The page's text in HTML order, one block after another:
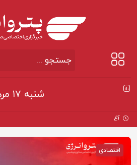
شنبه ۱۷ مرداد ۱۴۰۵
آغاز ثبت‌نا
اقتصادی